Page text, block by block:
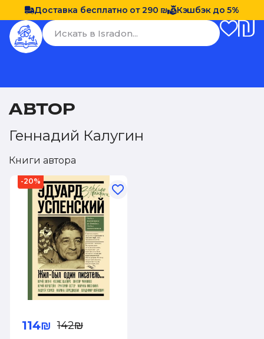
Доставка бесплатно от 290 ₪ Кэшбэк до 5%
АВТОР
Геннадий Калугин
Книги автора
-20%
114₪ 142₪